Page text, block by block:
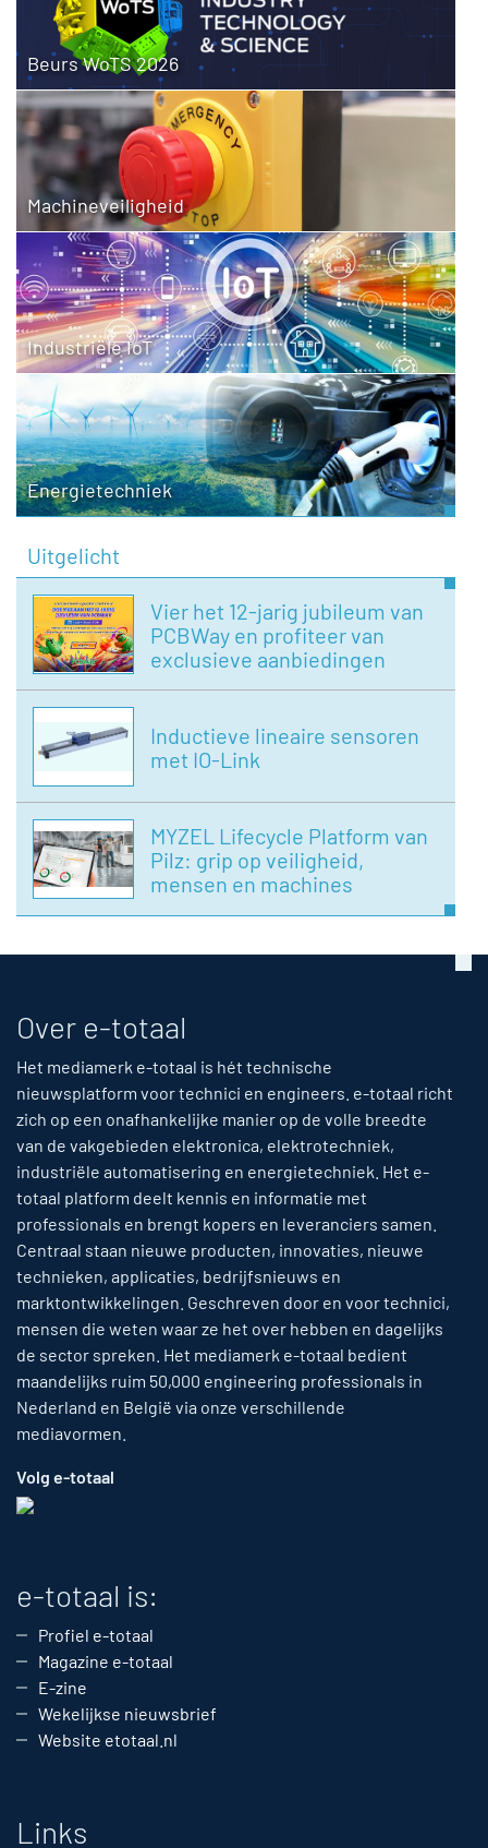
Beurs WoTS 2026
Machineveiligheid
Industriële IoT
Energietechniek
Uitgelicht
Vier het 12-jarig jubileum van
PCBWay en profiteer van
exclusieve aanbiedingen
Inductieve lineaire sensoren
met IO-Link
MYZEL Lifecycle Platform van
Pilz: grip op veiligheid,
mensen en machines
Over e-totaal
Het mediamerk e-totaal is hét technische
nieuwsplatform voor technici en engineers. e-totaal richt
zich op een onafhankelijke manier op de volle breedte
van de vakgebieden elektronica, elektrotechniek,
industriële automatisering en energietechniek. Het e-
totaal platform deelt kennis en informatie met
professionals en brengt kopers en leveranciers samen.
Centraal staan nieuwe producten, innovaties, nieuwe
technieken, applicaties, bedrijfsnieuws en
marktontwikkelingen. Geschreven door en voor technici,
mensen die weten waar ze het over hebben en dagelijks
de sector spreken. Het mediamerk e-totaal bedient
maandelijks ruim 50,000 engineering professionals in
Nederland en België via onze verschillende
mediavormen.
Volg e-totaal
e-totaal is:
Profiel e-totaal
Magazine e-totaal
E-zine
Wekelijkse nieuwsbrief
Website etotaal.nl
Links